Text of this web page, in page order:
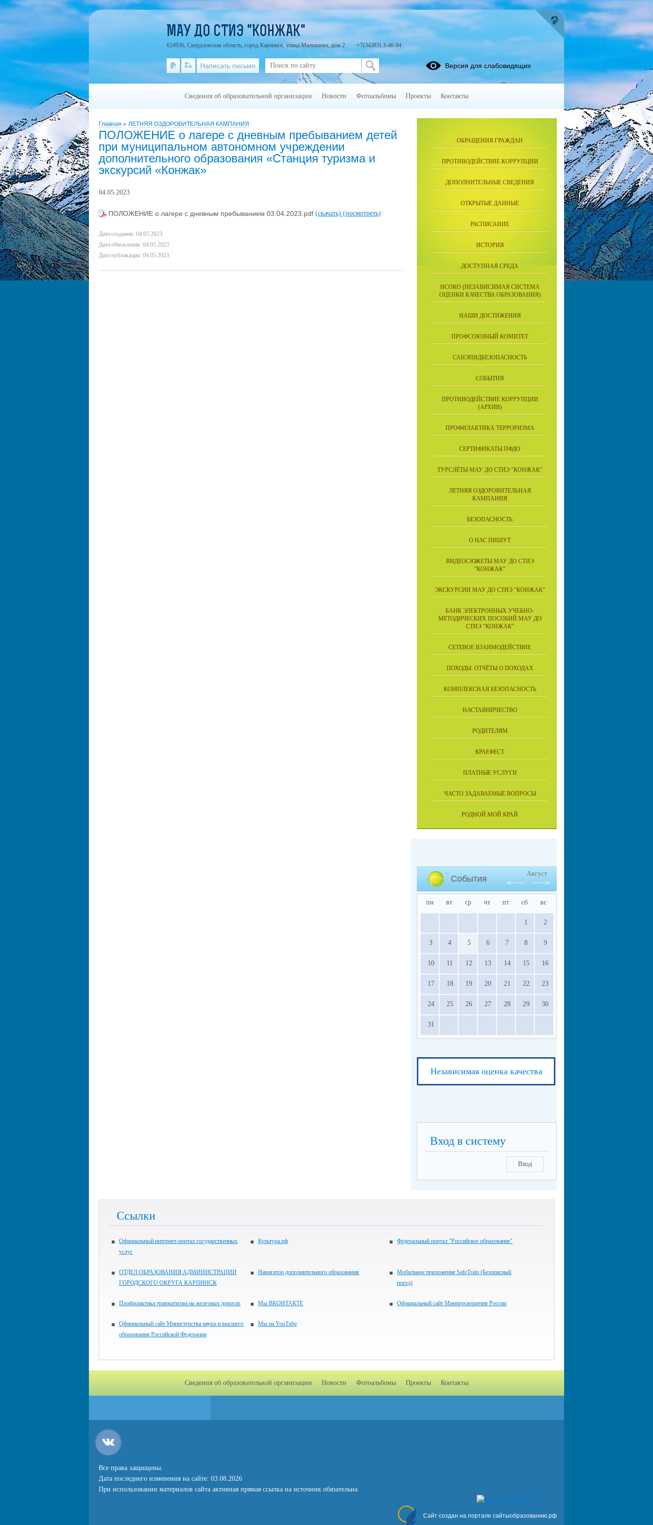
Главная » ЛЕТНЯЯ ОЗДОРОВИТЕЛЬНАЯ КАМПАНИЯ
ПОЛОЖЕНИЕ о лагере с дневным пребыванием детей
при муниципальном автономном учреждении
дополнительного образования «Станция туризма и
экскурсий «Конжак»
04.05.2023
ПОЛОЖЕНИЕ о лагере с дневным пребыванием 03.04.2023.pdf (скачать) (посмотреть)
Дата создания: 04.05.2023
Дата обновления: 04.05.2023
Дата публикации: 04.05.2023
ОБРАЩЕНИЯ ГРАЖДАН
ПРОТИВОДЕЙСТВИЕ КОРРУПЦИИ
ДОПОЛНИТЕЛЬНЫЕ СВЕДЕНИЯ
ОТКРЫТЫЕ ДАННЫЕ
РАСПИСАНИЕ
ИСТОРИЯ
ДОСТУПНАЯ СРЕДА
НСОКО (НЕЗАВИСИМАЯ СИСТЕМА
ОЦЕНКИ КАЧЕСТВА ОБРАЗОВАНИЯ)
НАШИ ДОСТИЖЕНИЯ
ПРОФСОЮЗНЫЙ КОМИТЕТ
САНЭПИДБЕЗОПАСНОСТЬ
СОБЫТИЯ
ПРОТИВОДЕЙСТВИЕ КОРРУПЦИИ
(АРХИВ)
ПРОФИЛАКТИКА ТЕРРОРИЗМА
СЕРТИФИКАТЫ ПФДО
ТУРСЛЁТЫ МАУ ДО СТИЭ "КОНЖАК"
ЛЕТНЯЯ ОЗДОРОВИТЕЛЬНАЯ
КАМПАНИЯ
БЕЗОПАСНОСТЬ
О НАС ПИШУТ
ВИДЕОСЮЖЕТЫ МАУ ДО СТИЭ
"КОНЖАК"
ЭКСКУРСИИ МАУ ДО СТИЭ "КОНЖАК"
БАНК ЭЛЕКТРОННЫХ УЧЕБНО-
МЕТОДИЧЕСКИХ ПОСОБИЙ МАУ ДО
СТИЭ "КОНЖАК"
СЕТЕВОЕ ВЗАИМОДЕЙСТВИЕ
ПОХОДЫ. ОТЧЁТЫ О ПОХОДАХ
КОМПЛЕКСНАЯ БЕЗОПАСНОСТЬ
НАСТАВНИЧЕСТВО
РОДИТЕЛЯМ
КРАЕФЕСТ
ПЛАТНЫЕ УСЛУГИ
ЧАСТО ЗАДАВАЕМЫЕ ВОПРОСЫ
РОДНОЙ МОЙ КРАЙ
События
Август
пн вт ср чт пт сб вс
1 2
3 4 5 6 7 8 9
10 11 12 13 14 15 16
17 18 19 20 21 22 23
24 25 26 27 28 29 30
31
Независимая оценка качества
Вход в систему
Вход
Ссылки
Официальный интернет-портал государственных
услуг
Культура.рф Федеральный портал "Российское образование"
ОТДЕЛ ОБРАЗОВАНИЯ АДМИНИСТРАЦИИ
ГОРОДСКОГО ОКРУГА КАРПИНСК
Навигатор дополнительного образования
Мобильное приложение SafeTrain (Безопасный
поезд)
Профилактика травматизма на железных дорогах Мы ВКОНТАКТЕ Официальный сайт Минпросвещения России
Официальный сайт Министерства науки и высшего
образования Российской Федерации
Мы на YouTube
МАУ ДО СТИЭ "КОНЖАК"
624936, Свердловская область, город Карпинск, улица Малышева, дом 2 +7(34383) 3-46-94
Написать письмо Версия для слабовидящих
Сведения об образовательной организации Новости Фотоальбомы Проекты Контакты
Сведения об образовательной организации Новости Фотоальбомы Проекты Контакты
Все права защищены.
Дата последнего изменения на сайте: 03.08.2026
При использовании материалов сайта активная прямая ссылка на источник обязательна
Сайт создан на портале сайтыобразованию.рф